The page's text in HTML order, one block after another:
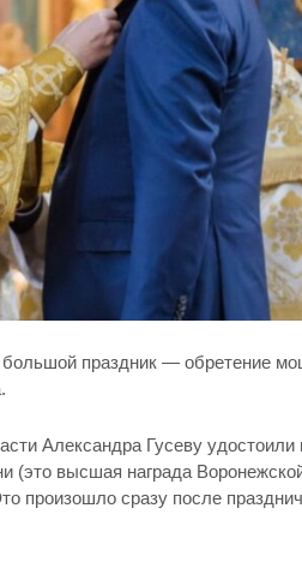
большой праздник — обретение
Александра Гусеву удостоили
(это высшая награда
произошло сразу после